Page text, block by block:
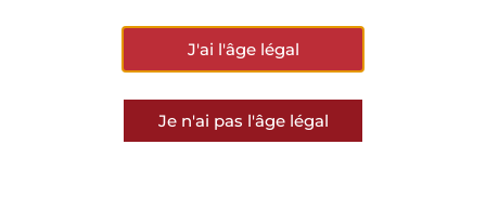
J'ai l'âge légal
Je n'ai pas l'âge légal